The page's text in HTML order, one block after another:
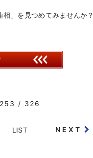
」を見つめてみませんか？
253 / 326
LIST NEXT